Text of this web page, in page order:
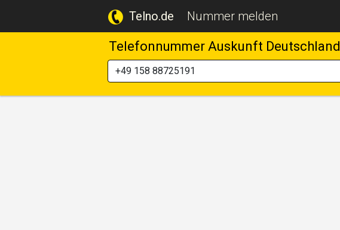
Telno.de Nummer melden
Telefonnummer Auskunft Deutschland